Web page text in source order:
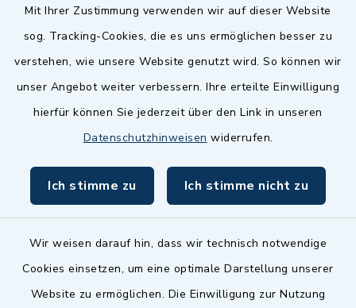
Mit Ihrer Zustimmung verwenden wir auf dieser Website
sog. Tracking-Cookies, die es uns ermöglichen besser zu
verstehen, wie unsere Website genutzt wird. So können wir
unser Angebot weiter verbessern. Ihre erteilte Einwilligung
hierfür können Sie jederzeit über den Link in unseren
Datenschutzhinweisen widerrufen.
Ich stimme zu Ich stimme nicht zu
Wir weisen darauf hin, dass wir technisch notwendige
Cookies einsetzen, um eine optimale Darstellung unserer
Website zu ermöglichen. Die Einwilligung zur Nutzung
Quicklinks
Zenngrund Allianz
Dillenberggruppe
inixmedia GmbH